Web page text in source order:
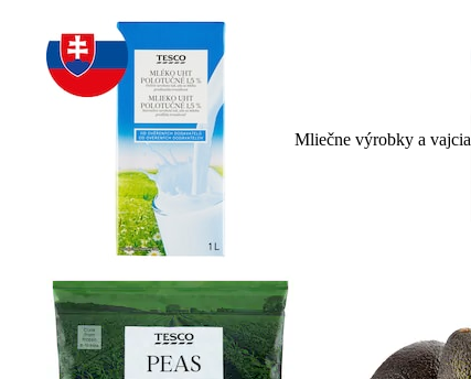
Mliečne výrobky a vajcia